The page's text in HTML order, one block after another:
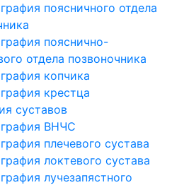
поясничного отдела
пояснично-
отдела позвоночника
копчика
крестца
суставов
ВНЧС
плечевого сустава
локтевого сустава
лучезапястного